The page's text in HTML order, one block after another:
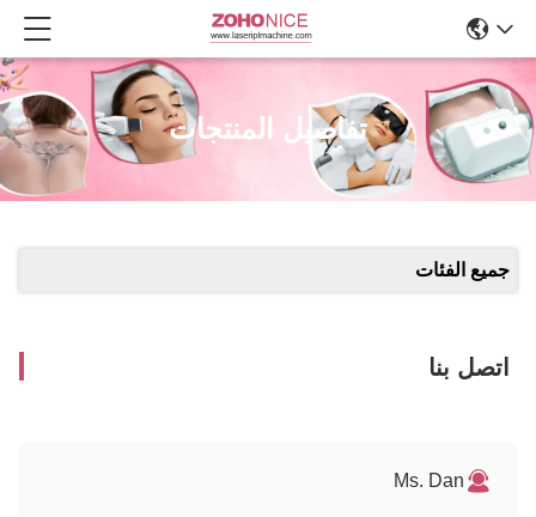
تفاصيل المنتجات
جميع الفئات
اتصل بنا
Ms. Dan